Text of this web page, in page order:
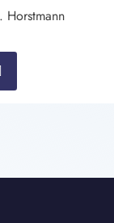
Horstmann